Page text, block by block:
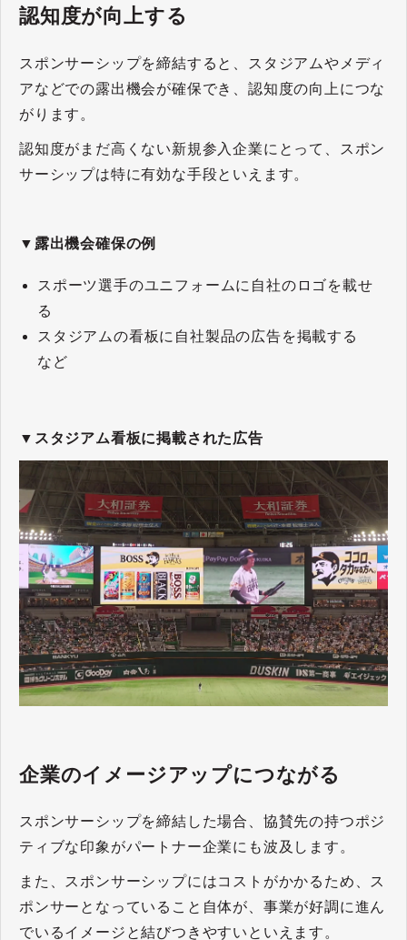
認知度が向上する
スポンサーシップを締結すると、スタジアムやメディ
アなどでの露出機会が確保でき、認知度の向上につな
がります。
認知度がまだ高くない新規参入企業にとって、スポン
サーシップは特に有効な手段といえます。
▼露出機会確保の例
スポーツ選手のユニフォームに自社のロゴを載せ
る
スタジアムの看板に自社製品の広告を掲載する
など
▼スタジアム看板に掲載された広告
企業のイメージアップにつながる
スポンサーシップを締結した場合、協賛先の持つポジ
ティブな印象がパートナー企業にも波及します。
また、スポンサーシップにはコストがかかるため、ス
ポンサーとなっていること自体が、事業が好調に進ん
でいるイメージと結びつきやすいといえます。